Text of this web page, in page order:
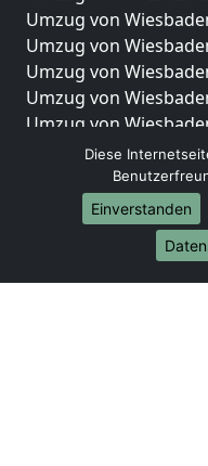
Umzug von
Umzug von
Umzug von
Umzug von
Umzug von
Umzug von
Umzug von
Internationale-
Umzug von
Umzug von
Diese
Einverstanden